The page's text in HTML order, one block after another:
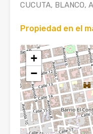
CUCUTA, BLANCO,
Propiedad en el
+
−